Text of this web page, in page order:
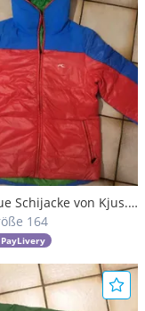
Schijacke von Kjus.
164
PayLivery